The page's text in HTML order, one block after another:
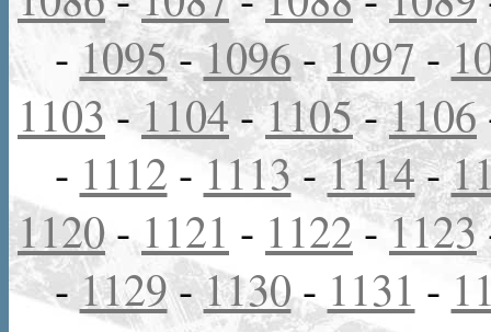
- 1095-1096-1097-
1103 -1104-1105-1106
- 1112 -1113-1114-
1120-1121 - 1122 -1123
- 1129-1130- 1131 -